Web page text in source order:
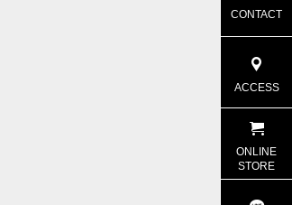
CONTACT
ACCESS
ONLINE
STORE